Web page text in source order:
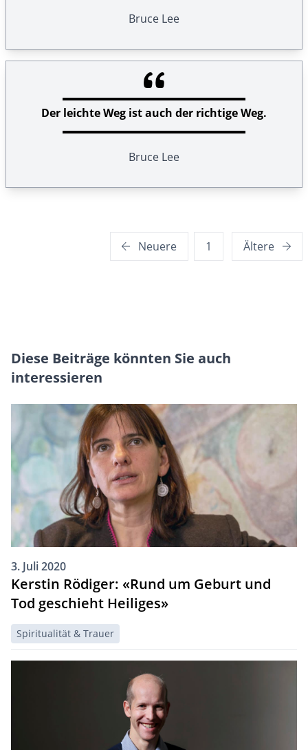
Bruce Lee
Der leichte Weg ist auch der richtige Weg.
Bruce Lee
Seitennummerierung
Neuere 1 Ältere
Diese Beiträge könnten Sie auch
interessieren
3. Juli 2020
Kerstin Rödiger: «Rund um Geburt und
Tod geschieht Heiliges»
Spiritualität & Trauer